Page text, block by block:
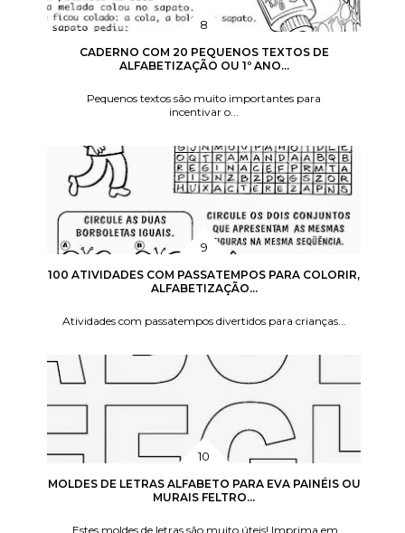
CADERNO COM 20 PEQUENOS TEXTOS DE
ALFABETIZAÇÃO OU 1º ANO...
Pequenos textos são muito importantes para
incentivar o...
100 ATIVIDADES COM PASSATEMPOS PARA COLORIR,
ALFABETIZAÇÃO...
Atividades com passatempos divertidos para crianças...
MOLDES DE LETRAS ALFABETO PARA EVA PAINÉIS OU
MURAIS FELTRO...
Estes moldes de letras são muito úteis! Imprima em